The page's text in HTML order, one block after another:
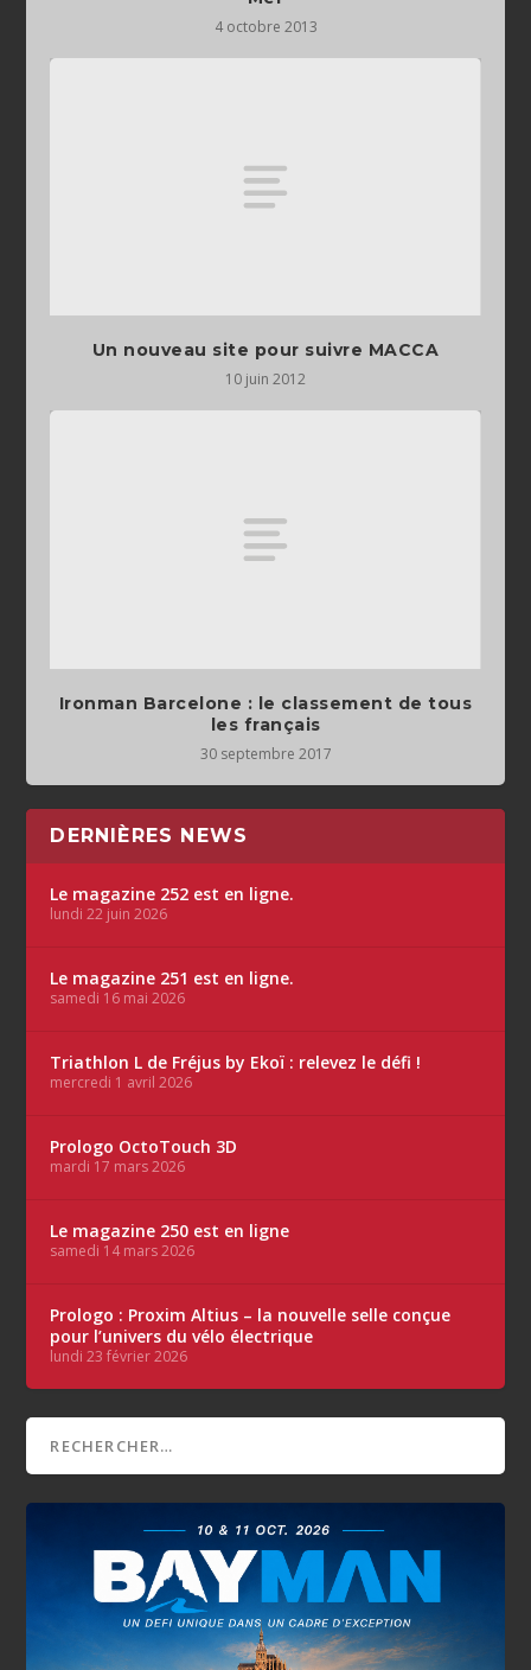
4 octobre 2013
Un nouveau site pour suivre MACCA
10 juin 2012
Ironman Barcelone : le classement de tous
les français
30 septembre 2017
DERNIÈRES NEWS
Le magazine 252 est en ligne.
lundi 22 juin 2026
Le magazine 251 est en ligne.
samedi 16 mai 2026
Triathlon L de Fréjus by Ekoï : relevez le défi !
mercredi 1 avril 2026
Prologo OctoTouch 3D
mardi 17 mars 2026
Le magazine 250 est en ligne
samedi 14 mars 2026
Prologo : Proxim Altius – la nouvelle selle conçue
pour l’univers du vélo électrique
lundi 23 février 2026